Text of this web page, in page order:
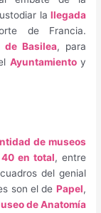
la llegada
de Francia.
de Basilea, para
Ayuntamientoy
de museos
en total, entre
del genial
son el de Papel,
de Anatomía